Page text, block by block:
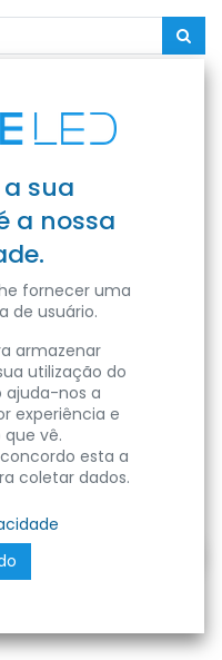
6400K
sua
a nossa
fornecer uma
de usuário.
armazenar
utilização do
ajuda-nos a
experiência e
que vê.
esta a
coletar dados.